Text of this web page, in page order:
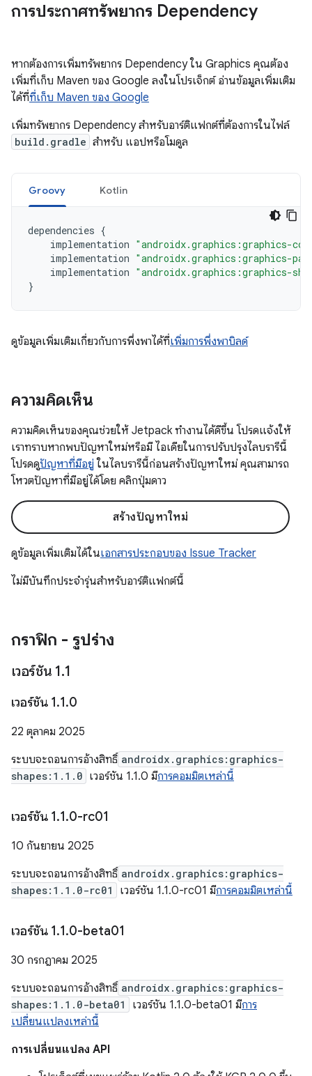
การประกาศทรัพยากร Dependency
หากต้องการเพิ่มทรัพยากร Dependency ใน Graphics คุณต้อง
เพิ่มที่เก็บ Maven ของ Google ลงในโปรเจ็กต์ อ่านข้อมูลเพิ่มเติม
ได้ที่ที่เก็บ Maven ของ Google
เพิ่มทรัพยากร Dependency สำหรับอาร์ติแฟกต์ที่ต้องการในไฟล์
build.gradle สำหรับ แอปหรือโมดูล
Groovy Kotlin
dependencies {
implementation "androidx.graphics:graphics-
implementation "androidx.graphics:graphics-
implementation "androidx.graphics:graphics-
}
ดูข้อมูลเพิ่มเติมเกี่ยวกับการพึ่งพาได้ที่เพิ่มการพึ่งพาบิลด์
ความคิดเห็น
ความคิดเห็นของคุณช่วยให้ Jetpack ทำงานได้ดีขึ้น โปรดแจ้งให้
เราทราบหากพบปัญหาใหม่หรือมี ไอเดียในการปรับปรุงไลบรารีนี้
โปรดดูปัญหาที่มีอยู่ ในไลบรารีนี้ก่อนสร้างปัญหาใหม่ คุณสามารถ
โหวตปัญหาที่มีอยู่ได้โดย คลิกปุ่มดาว
สร้างปัญหาใหม่
ดูข้อมูลเพิ่มเติมได้ในเอกสารประกอบของ Issue Tracker
ไม่มีบันทึกประจำรุ่นสำหรับอาร์ติแฟกต์นี้
กราฟิก - รูปร่าง
เวอร์ชัน 1.1
เวอร์ชัน 1.1.0
22 ตุลาคม 2025
ระบบจะถอนการอ้างสิทธิ์ androidx.graphics:graphics-
shapes:1.1.0 เวอร์ชัน 1.1.0 มีการคอมมิตเหล่านี้
เวอร์ชัน 1.1.0-rc01
10 กันยายน 2025
ระบบจะถอนการอ้างสิทธิ์ androidx.graphics:graphics-
shapes:1.1.0-rc01
เวอร์ชัน 1.1.0-rc01 มีการคอมมิตเหล่านี้
เวอร์ชัน 1.1.0-beta01
30 กรกฎาคม 2025
ระบบจะถอนการอ้างสิทธิ์ androidx.graphics:graphics-
shapes:1.1.0-beta01
เวอร์ชัน 1.1.0-beta01 มีการ
เปลี่ยนแปลงเหล่านี้
การเปลี่ยนแปลง API